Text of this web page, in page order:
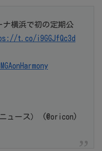
ナ横浜で初の定期公
t.co/i9GGJfQc3d
ニュース） (@oricon)